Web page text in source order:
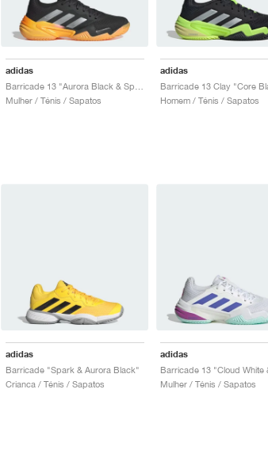
adidas
Mulher / Ténis / Sapatos
adidas
Homem / Ténis / Sapatos
adidas
Barricade "Spark & Aurora Black"
Crianca / Ténis / Sapatos
adidas
Mulher / Ténis / Sapatos